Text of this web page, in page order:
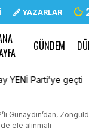
YAZARLAR
GÜNDEM
Yaldır’dan “Islah
Günaydın’dan,
ele alınmalı